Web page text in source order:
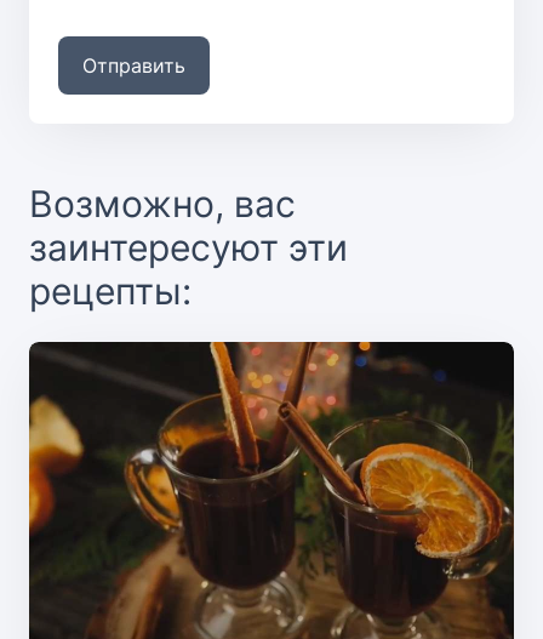
Отправить
Возможно, вас
заинтересуют эти
рецепты: